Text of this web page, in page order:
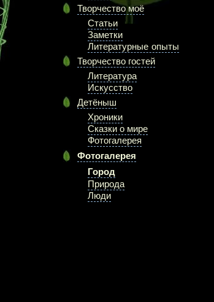
Творчество моё
Статьи
Заметки
Литературные опыты
Творчество гостей
Литература
Искусство
Детёныш
Хроники
Сказки о мире
Фотогалерея
Фотогалерея
Город
Природа
Люди